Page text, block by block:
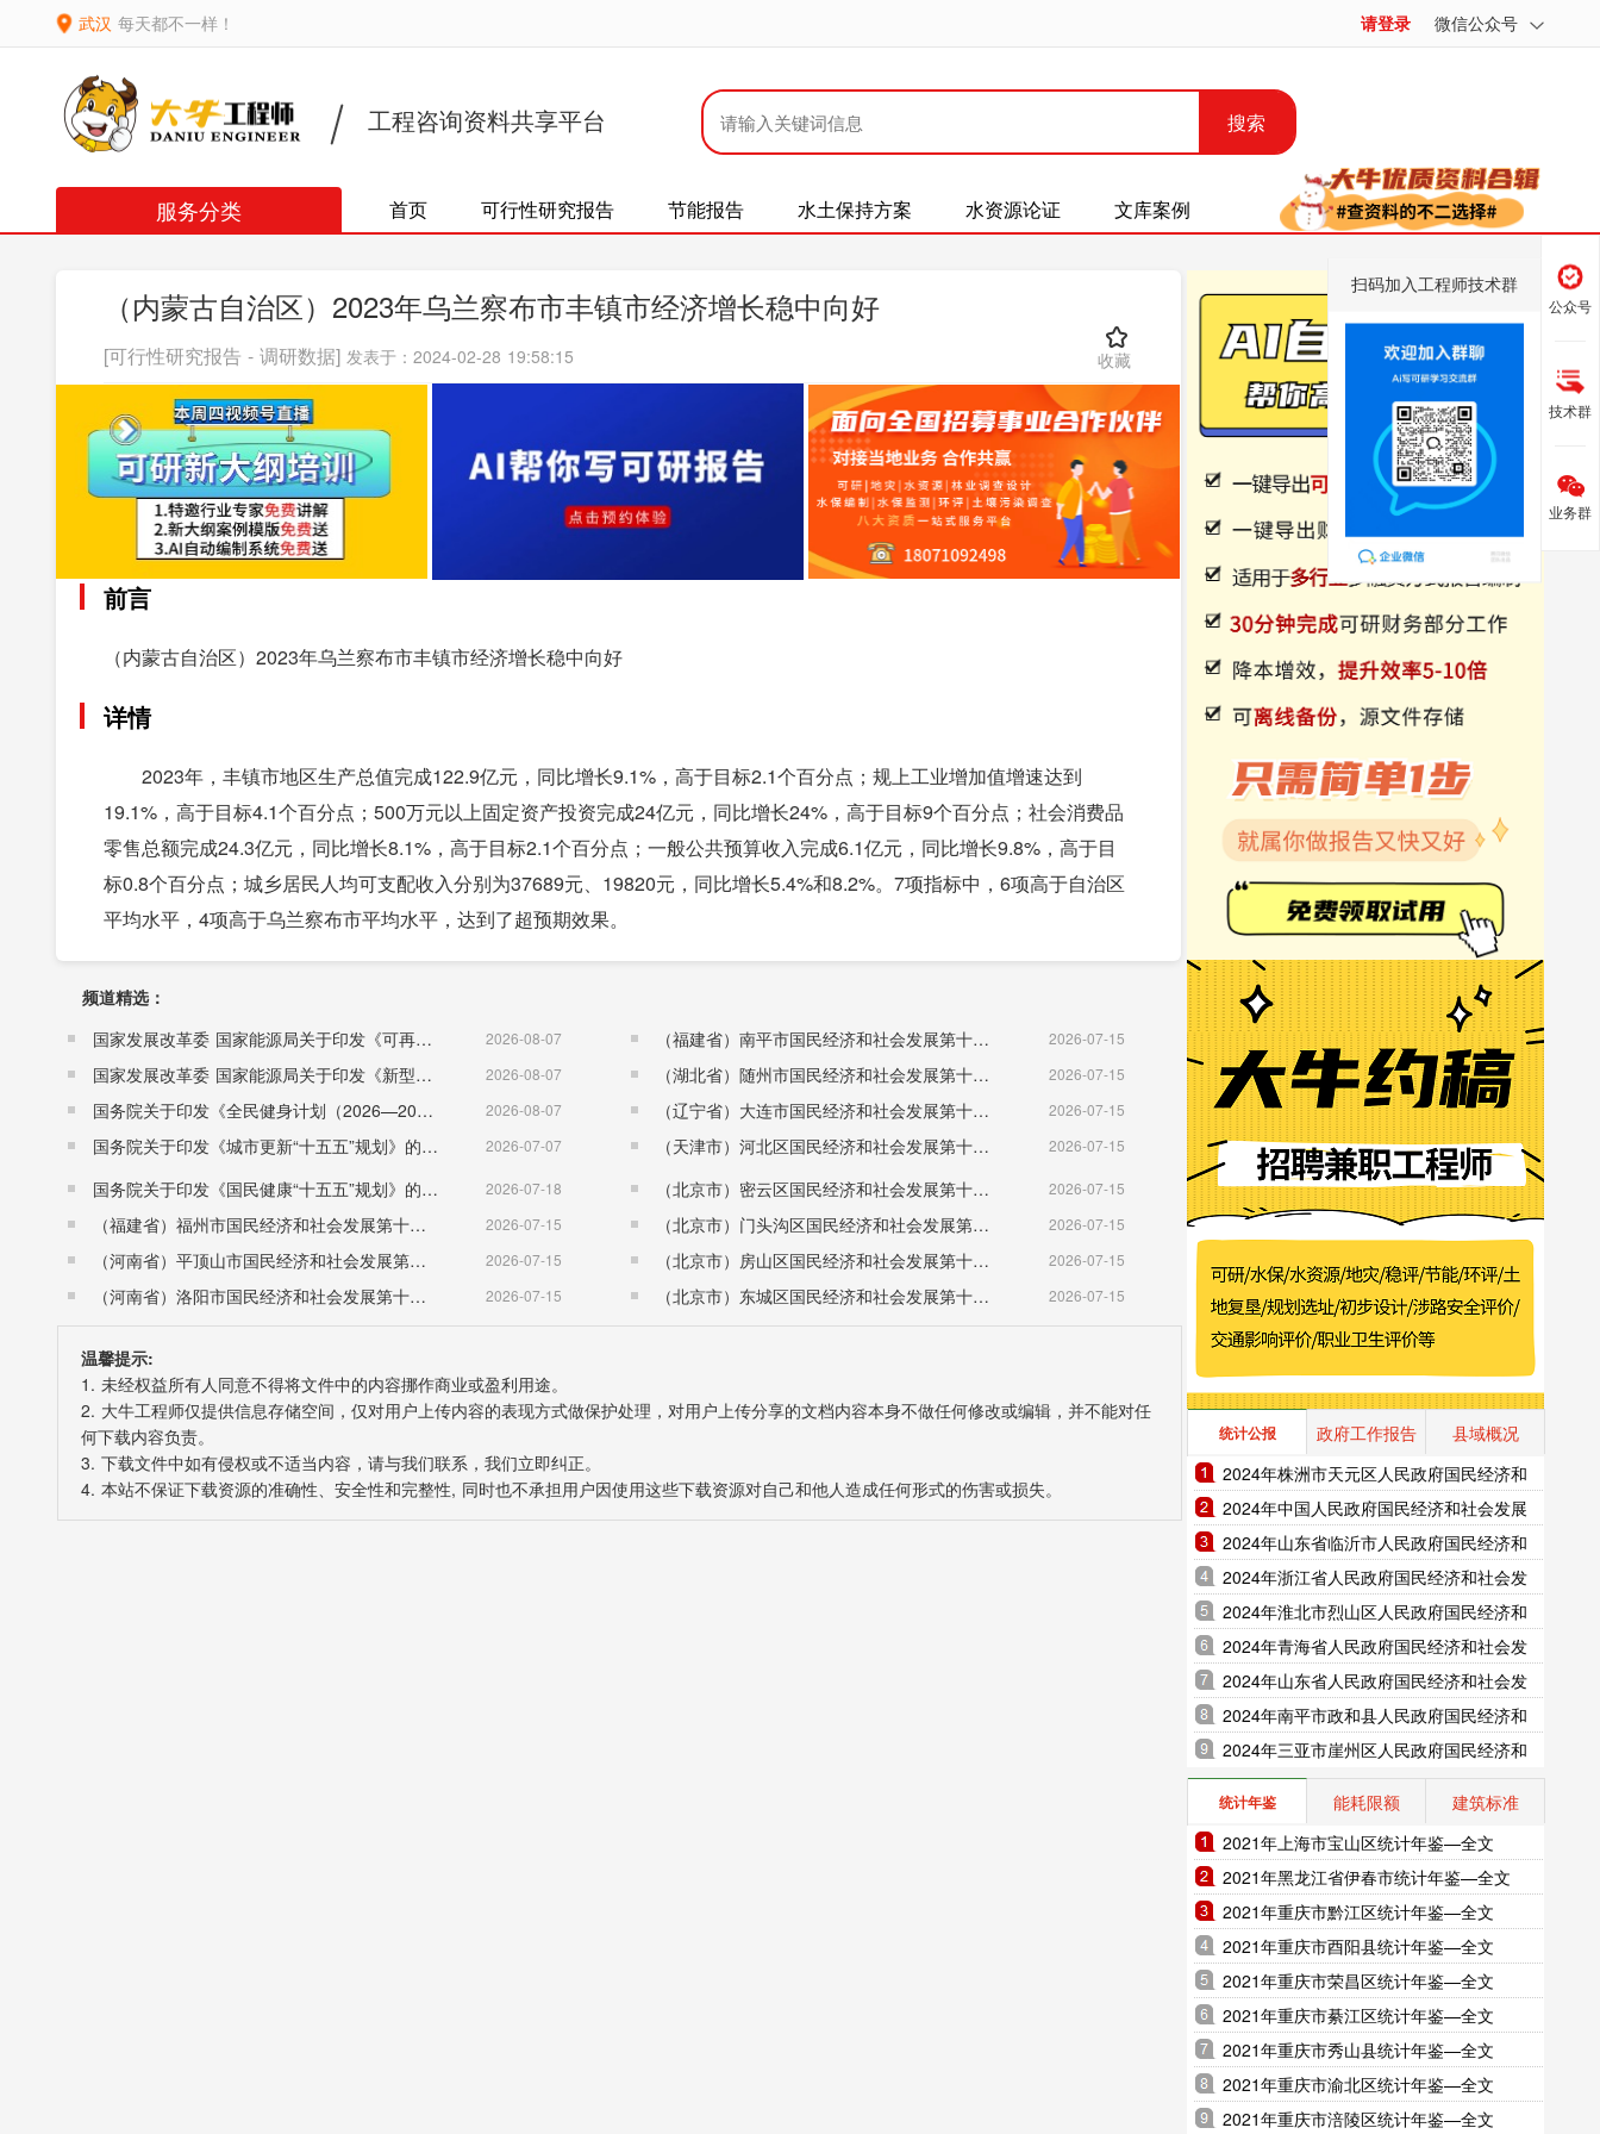
武汉 每天都不一样！ 请登录 微信公众号
工程咨询资料共享平台 搜索
服务分类 首页 可行性研究报告 节能报告 水土保持方案 水资源论证 文库案例
（内蒙古自治区）2023年乌兰察布市丰镇市经济增长稳中向好
[可行性研究报告 - 调研数据] 发表于：2024-02-28 19:58:15 收藏
前言
（内蒙古自治区）2023年乌兰察布市丰镇市经济增长稳中向好
详情
2023年，丰镇市地区生产总值完成122.9亿元，同比增长9.1%，高于目标2.1个百分点；规上工业增加值增速达到
19.1%，高于目标4.1个百分点；500万元以上固定资产投资完成24亿元，同比增长24%，高于目标9个百分点；社会消费品
零售总额完成24.3亿元，同比增长8.1%，高于目标2.1个百分点；一般公共预算收入完成6.1亿元，同比增长9.8%，高于目
标0.8个百分点；城乡居民人均可支配收入分别为37689元、19820元，同比增长5.4%和8.2%。7项指标中，6项高于自治区
平均水平，4项高于乌兰察布市平均水平，达到了超预期效果。
频道精选：
国家发展改革委 国家能源局关于印发《可再生能源发展“十五五”规划》的通知 （发改能源〔2026〕1067号）
2026-08-07
国家发展改革委 国家能源局关于印发《新型电力系统建设“十五五”规划》的通知​ （发改能源〔2026〕942号） 2026-08-07
国务院关于印发《全民健身计划（2026—2030年）》的通知 （国发〔2026〕26号） 2026-08-07
国务院关于印发《城市更新“十五五”规划》的通知（国发〔2026〕12号） 2026-07-07
国务院关于印发《国民健康“十五五”规划》的通知 （国发〔2026〕23号） 2026-07-18
（福建省）福州市国民经济和社会发展第十五个五年规划纲要 2026-07-15
（河南省）平顶山市国民经济和社会发展第十五个五年规划纲要 2026-07-15
（河南省）洛阳市国民经济和社会发展第十五个五年规划纲要 2026-07-15
（福建省）南平市国民经济和社会发展第十五个五年规划纲要 2026-07-15
（湖北省）随州市国民经济和社会发展第十五个五年规划纲要 2026-07-15
（辽宁省）大连市国民经济和社会发展第十五个五年规划纲要 2026-07-15
（天津市）河北区国民经济和社会发展第十五个五年规划纲要 2026-07-15
（北京市）密云区国民经济和社会发展第十五个五年规划纲要 2026-07-15
（北京市）门头沟区国民经济和社会发展第十五个五年规划纲要 2026-07-15
（北京市）房山区国民经济和社会发展第十五个五年规划纲要 2026-07-15
（北京市）东城区国民经济和社会发展第十五个五年规划纲要 2026-07-15
温馨提示:
1. 未经权益所有人同意不得将文件中的内容挪作商业或盈利用途。
2. 大牛工程师仅提供信息存储空间，仅对用户上传内容的表现方式做保护处理，对用户上传分享的文档内容本身不做任何修改或编辑，并不能对任
何下载内容负责。
3. 下载文件中如有侵权或不适当内容，请与我们联系，我们立即纠正。
4. 本站不保证下载资源的准确性、安全性和完整性, 同时也不承担用户因使用这些下载资源对自己和他人造成任何形式的伤害或损失。
统计公报 政府工作报告
县域概况
2024年株洲市天元区人民政府国民经济和
社会发展统计公报（2025年更新）
2024年中国人民政府国民经济和社会发展
统计公报（2025年更新）
2024年山东省临沂市人民政府国民经济和
社会发展统计公报（2025年更新）
2024年浙江省人民政府国民经济和社会发
展统计公报（2025年更新）
2024年淮北市烈山区人民政府国民经济和
社会发展统计公报（2025年更新）
2024年青海省人民政府国民经济和社会发
展统计公报（2025年更新）
2024年山东省人民政府国民经济和社会发
展统计公报（2025年更新）
2024年南平市政和县人民政府国民经济和
社会发展统计公报（2025年更新）
2024年三亚市崖州区人民政府国民经济和
社会发展统计公报（2025年更新）
统计年鉴 能耗限额
建筑标准
2021年上海市宝山区统计年鉴—全文
2021年黑龙江省伊春市统计年鉴—全文
2021年重庆市黔江区统计年鉴—全文
2021年重庆市酉阳县统计年鉴—全文
2021年重庆市荣昌区统计年鉴—全文
2021年重庆市綦江区统计年鉴—全文
2021年重庆市秀山县统计年鉴—全文
2021年重庆市渝北区统计年鉴—全文
2021年重庆市涪陵区统计年鉴—全文
公众号
技术群
扫码加入工程师技术群
业务群